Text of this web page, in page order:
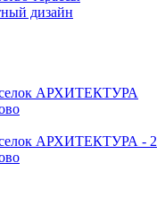
дизайн
АРХИТЕКТУРА
АРХИТЕКТУРА - 2